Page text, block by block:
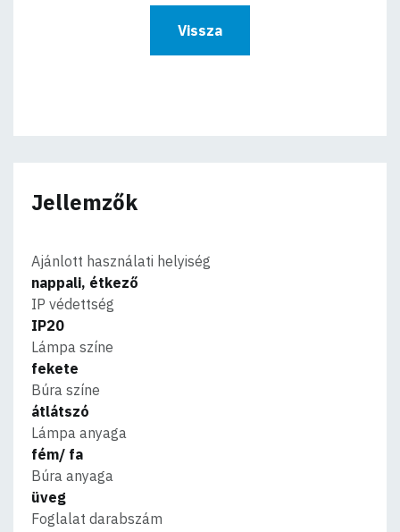
Vissza
Jellemzők
Ajánlott használati helyiség
nappali, étkező
IP védettség
IP20
Lámpa színe
fekete
Búra színe
átlátszó
Lámpa anyaga
fém/ fa
Búra anyaga
üveg
Foglalat darabszám